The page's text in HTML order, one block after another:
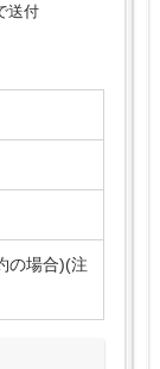
送付
の場合)(注